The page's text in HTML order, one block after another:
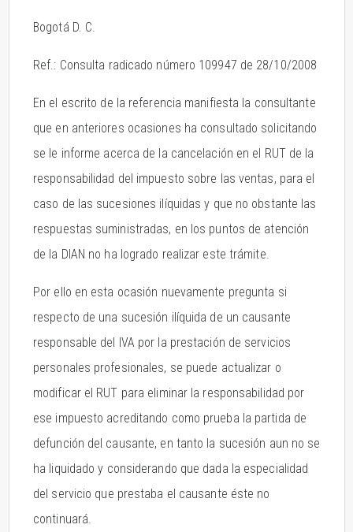
Bogotá D. C.
Ref.: Consulta radicado número 109947 de 28/10/2008
En el escrito de la referencia manifiesta la consultante
que en anteriores ocasiones ha consultado solicitando
se le informe acerca de la cancelación en el RUT de la
responsabilidad del impuesto sobre las ventas, para el
caso de las sucesiones ilíquidas y que no obstante las
respuestas suministradas, en los puntos de atención
de la DIAN no ha logrado realizar este trámite.
Por ello en esta ocasión nuevamente pregunta si
respecto de una sucesión ilíquida de un causante
responsable del IVA por la prestación de servicios
personales profesionales, se puede actualizar o
modificar el RUT para eliminar la responsabilidad por
ese impuesto acreditando como prueba la partida de
defunción del causante, en tanto la sucesión aun no se
ha liquidado y considerando que dada la especialidad
del servicio que prestaba el causante éste no
continuará.